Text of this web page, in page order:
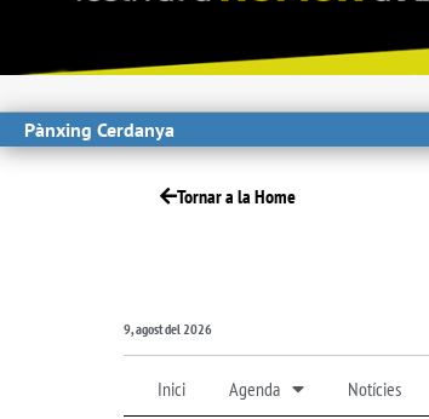
Pànxing Cerdanya
Tornar a la Home
9, agost del 2026
Inici Agenda Notícies